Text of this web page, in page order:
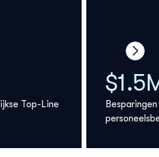
Top-Line
slide